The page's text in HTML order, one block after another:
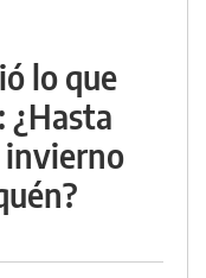
lo que
¿Hasta
invierno